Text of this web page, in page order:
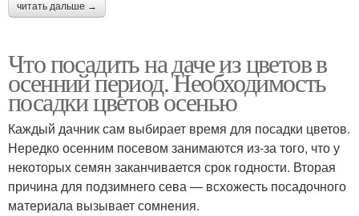
читать дальше →
Что посадить на даче из цветов в
осенний период. Необходимость
посадки цветов осенью
Каждый дачник сам выбирает время для посадки цветов.
Нередко осенним посевом занимаются из-за того, что у
некоторых семян заканчивается срок годности. Вторая
причина для подзимнего сева — всхожесть посадочного
материала вызывает сомнения.